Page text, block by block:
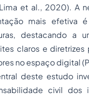
et al., 2020). A
mais efetiva
destacando a
claros e diretrizes
no espaço digital
deste estudo
civil dos